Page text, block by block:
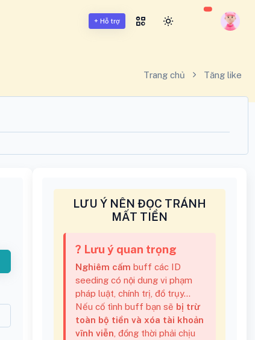
+ Hỗ trợ
Trang chủ Tăng like
LƯU Ý NÊN ĐỌC TRÁNH
MẤT TIỀN
? Lưu ý quan trọng
Nghiêm cấm buff các ID
seeding có nội dung vi phạm
pháp luật, chính trị, đồ trụy...
Nếu cố tình buff bạn sẽ bị trừ
toàn bộ tiền và xóa tài khoản
vĩnh viễn , đồng thời phải chịu